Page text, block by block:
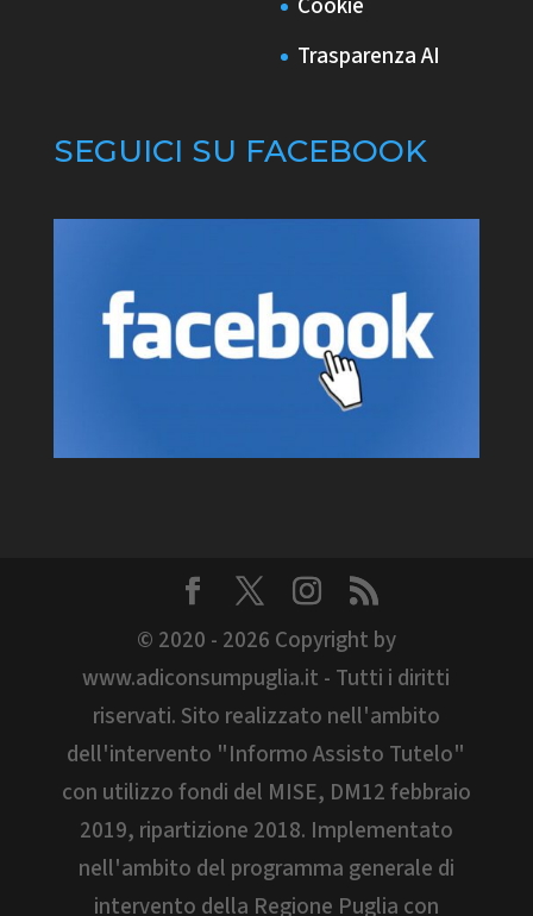
Cookie
Trasparenza AI
SEGUICI SU FACEBOOK
© 2020 - 2026 Copyright by
www.adiconsumpuglia.it - Tutti i diritti
riservati. Sito realizzato nell'ambito
dell'intervento "Informo Assisto Tutelo"
con utilizzo fondi del MISE, DM12 febbraio
2019, ripartizione 2018. Implementato
nell'ambito del programma generale di
intervento della Regione Puglia con